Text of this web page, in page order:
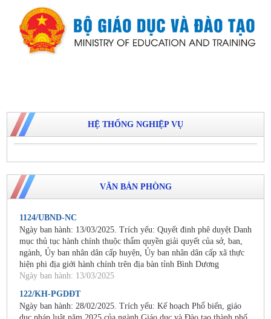
HỆ THỐNG NGHIỆP VỤ
VĂN BẢN PHÒNG
1124/UBND-NC
Ngày ban hành: 13/03/2025. Trích yếu: Quyết đinh phê duyệt Danh
mục thủ tục hành chính thuộc thẩm quyền giải quyết của sở, ban,
ngành, Ủy ban nhân dân cấp huyện, Ủy ban nhân dân cấp xã thực
hiện phi địa giới hành chính trên địa bàn tỉnh Bình Dương
Ngày ban hành: 13/03/2025
122/KH-PGDĐT
Ngày ban hành: 28/02/2025. Trích yếu: Kế hoạch Phổ biến, giáo